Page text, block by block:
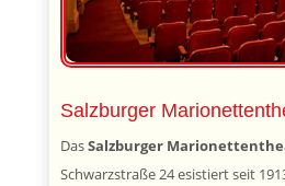
Salzburger
DasSalzburger
Schwarzstraße 24 esistiert seit